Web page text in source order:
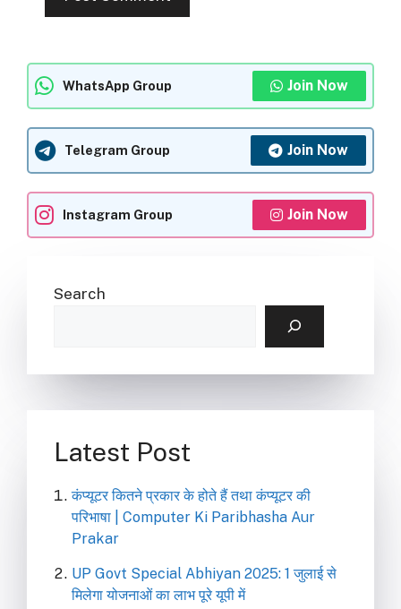
WhatsApp Group Join Now
Telegram Group Join Now
Instagram Group Join Now
Search
Latest Post
कंप्यूटर कितने प्रकार के होते हैं तथा कंप्यूटर की
परिभाषा | Computer Ki Paribhasha Aur
Prakar
UP Govt Special Abhiyan 2025: 1 जुलाई से
मिलेगा योजनाओं का लाभ पूरे यूपी में